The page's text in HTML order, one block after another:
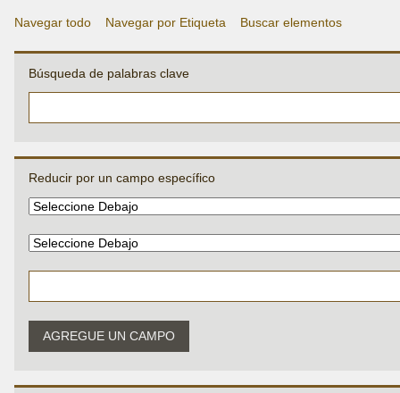
Navegar todo Navegar por Etiqueta Buscar elementos
Búsqueda de palabras clave
Reducir por un campo específico
AGREGUE UN CAMPO